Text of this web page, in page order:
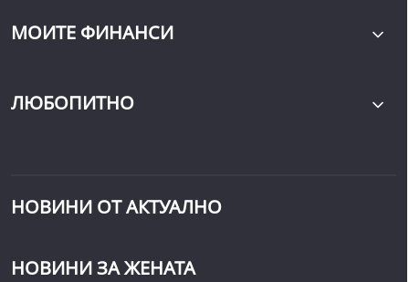
МОИТЕ ФИНАНСИ
ЛЮБОПИТНО
НОВИНИ ОТ АКТУАЛНО
НОВИНИ ЗА ЖЕНАТА